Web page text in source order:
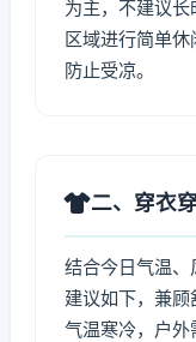
为主，不建议
区域进行简单休
防止受凉。
二、穿衣
结合今日气温
建议如下，兼顾
气温寒冷，户